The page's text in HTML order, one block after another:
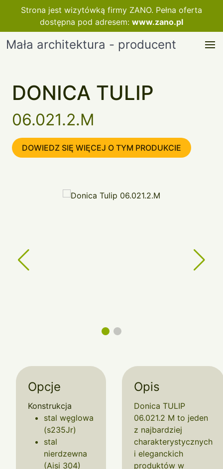
Strona jest wizytówką firmy ZANO. Pełna oferta
dostępna pod adresem: www.zano.pl
Mała architektura - producent
DONICA TULIP
06.021.2.M
DOWIEDZ SIĘ WIĘCEJ O TYM PRODUKCIE
Opcje
Konstrukcja
stal węglowa
(s235Jr)
stal
nierdzewna
(Aisi 304)
Opis
Donica TULIP
06.021.2 M to jeden
z najbardziej
charakterystycznych
i eleganckich
produktów w